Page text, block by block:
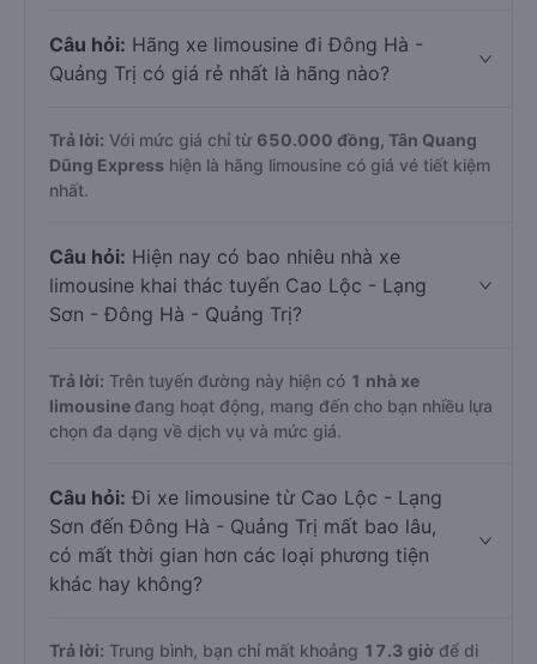
Câu hỏi: Hãng xe limousine đi Đông Hà -
Quảng Trị có giá rẻ nhất là hãng nào?
Trả lời: Với mức giá chỉ từ 650.000 đồng, Tân Quang
Dũng Express hiện là hãng limousine có giá vé tiết kiệm
nhất.
Câu hỏi: Hiện nay có bao nhiêu nhà xe
limousine khai thác tuyến Cao Lộc - Lạng
Sơn - Đông Hà - Quảng Trị?
Trả lời: Trên tuyến đường này hiện có 1 nhà xe
limousine đang hoạt động, mang đến cho bạn nhiều lựa
chọn đa dạng về dịch vụ và mức giá.
Câu hỏi: Đi xe limousine từ Cao Lộc - Lạng
Sơn đến Đông Hà - Quảng Trị mất bao lâu,
có mất thời gian hơn các loại phương tiện
khác hay không?
Trả lời: Trung bình, bạn chỉ mất khoảng 17.3 giờ để di